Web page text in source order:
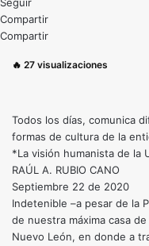
Compartir
Compartir
🔥 27 visualizaciones
Todos los días, comunica
formas de cultura de la
*La visión humanista de la
RAÚL A. RUBIO CANO
Septiembre 22 de 2020
Indetenible –a pesar de la
de nuestra máxima casa
Nuevo León, en donde a